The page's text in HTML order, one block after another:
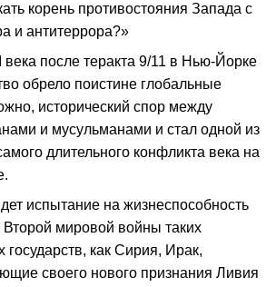
корень противостояния Запада с
и антитеррора?»
после теракта 9/11 в Нью‑Йорке
обрело поистине глобальные
исторический спор между
и мусульманами и стал одной из
длительного конфликта века на
испытание на жизнеспособность
мировой войны таких
государств, как Сирия, Ирак,
своего нового признания Ливия